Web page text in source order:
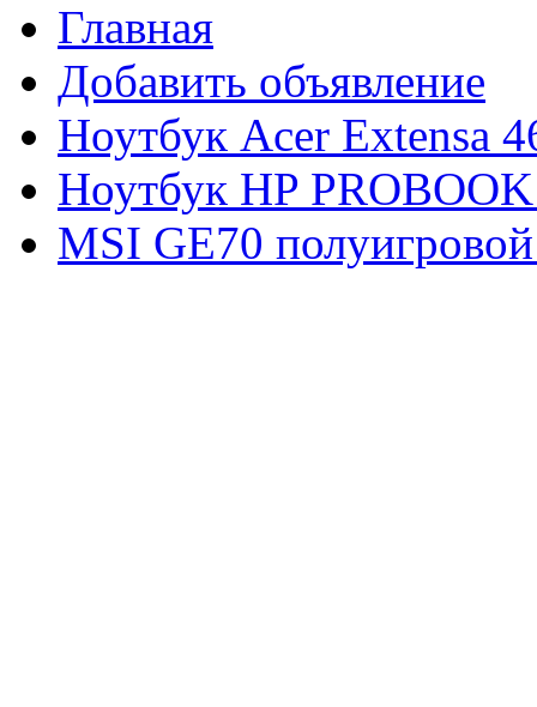
Главная
Добавить объявление
Ноутбук Acer Extensa
Ноутбук HP
MSI GE70